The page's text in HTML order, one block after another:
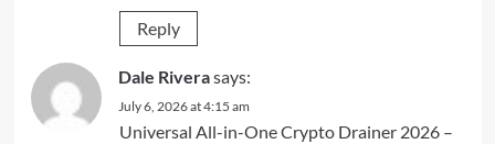
Reply
Dale Riverasays:
July 6, 2026 at 4:15 am
Universal All-in-One Crypto Drainer 2026 –